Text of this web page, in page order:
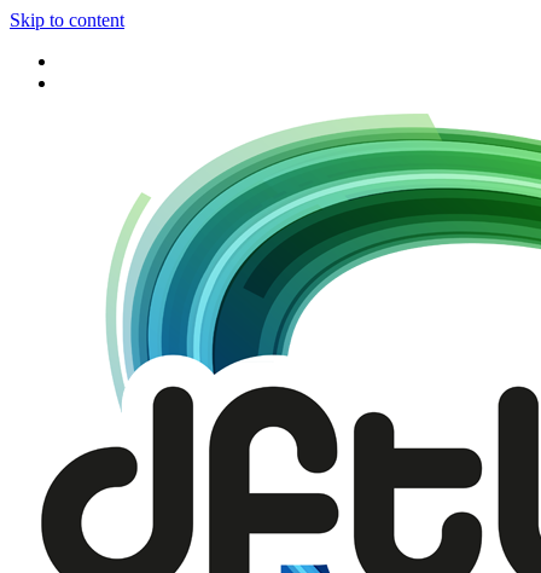
Skip to content